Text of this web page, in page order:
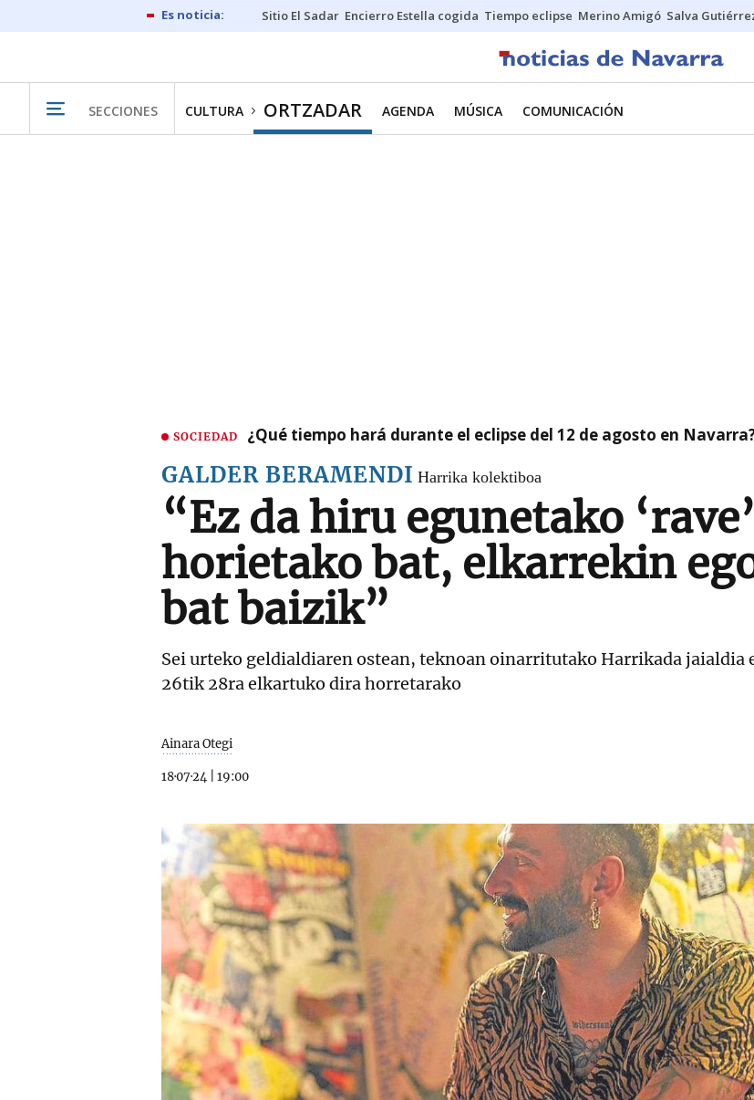
Sitio El Sadar Encierro Estella cogida Tiempo eclipse Merino Amigó Salva
SECCIONES CULTURA ORTZADAR AGENDA MÚSICA COMUNICACIÓN
SOCIEDAD ¿Qué tiempo hará durante el eclipse del 12 de agosto en
GALDER BERAMENDI Harrika kolektiboa
“Ez da hiru egunetako
horietako bat, elkarrekin
bat baizik”
Sei urteko geldialdiaren ostean, teknoan oinarritutako Harrikada
26tik 28ra elkartuko dira horretarako
Ainara Otegi
18·07·24 19:00